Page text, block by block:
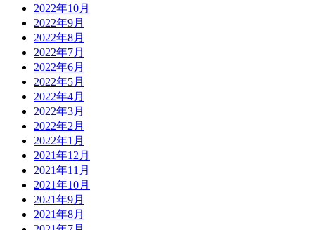
2022年10月
2022年9月
2022年8月
2022年7月
2022年6月
2022年5月
2022年4月
2022年3月
2022年2月
2022年1月
2021年12月
2021年11月
2021年10月
2021年9月
2021年8月